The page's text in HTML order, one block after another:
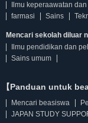
Ilmu keperaawatan
farmasi
Sains
Mencari sekolah diluar
Ilmu pendidikan dan
Sains umum
【Panduan untuk
Mencari beasiswa
JAPAN STUDY